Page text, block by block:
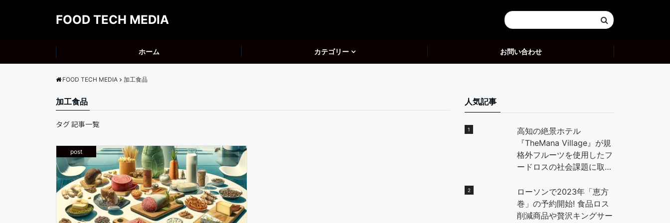
FOOD TECH MEDIA
ホーム カテゴリー お問い合わせ
FOOD TECH MEDIA 加工食品
加工食品
タグ 記事一覧
post
人気記事
高知の絶景ホテル
『TheMana Village』が規
格外フルーツを使用したフ
ードロスの社会課題に取り
夏」を使用したデザートを
地元高校生と開発し、全国
に魅力を発信。 – PR
ローソンで2023年「恵方
巻」の予約開始! 食品ロス
削減商品や贅沢キングサー